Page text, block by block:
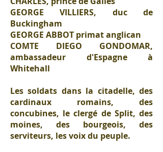
GEORGE VILLIERS, duc de
Buckingham
GEORGE ABBOT primat anglican
COMTE DIEGO GONDOMAR,
ambassadeur d'Espagne à
Whitehall
Les soldats dans la citadelle, des
cardinaux romains, des
concubines, le clergé de Split, des
moines, des bourgeois, des
serviteurs, les voix du peuple.